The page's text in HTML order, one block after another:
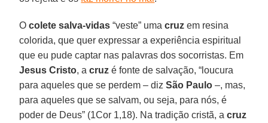
Ocolete salva-vidas “veste” umacruz em resina
colorida, que quer expressar a experiência espiritual
que eu pude captar nas palavras dos socorristas. Em
Jesus Cristo, acruz é fonte de salvação, “loucura
para aqueles que se perdem – dizSão Paulo –, mas,
para aqueles que se salvam, ou seja, para nós, é
poder de Deus” (1Cor 1,18). Na tradição cristã, acruz